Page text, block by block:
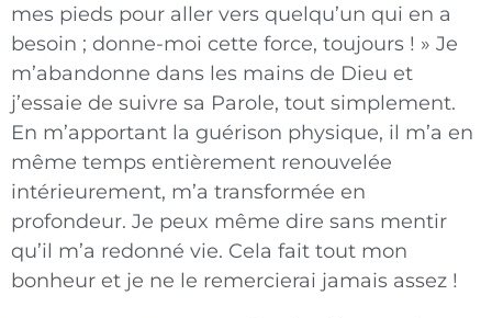
mes pieds pour aller vers quelqu’un qui en a
besoin ; donne-moi cette force, toujours ! » Je
m’abandonne dans les mains de Dieu et
j’essaie de suivre sa Parole, tout simplement.
En m’apportant la guérison physique, il m’a en
même temps entièrement renouvelée
intérieurement, m’a transformée en
profondeur. Je peux même dire sans mentir
qu’il m’a redonné vie. Cela fait tout mon
bonheur et je ne le remercierai jamais assez !